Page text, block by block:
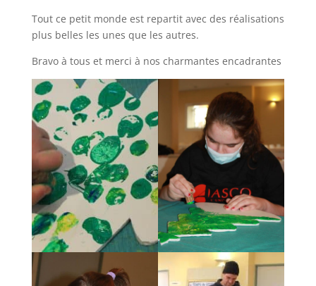
Tout ce petit monde est repartit avec des réalisations
plus belles les unes que les autres.
Bravo à tous et merci à nos charmantes encadrantes